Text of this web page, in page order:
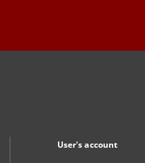
User's account